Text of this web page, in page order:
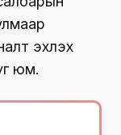
эхлэх
юм.